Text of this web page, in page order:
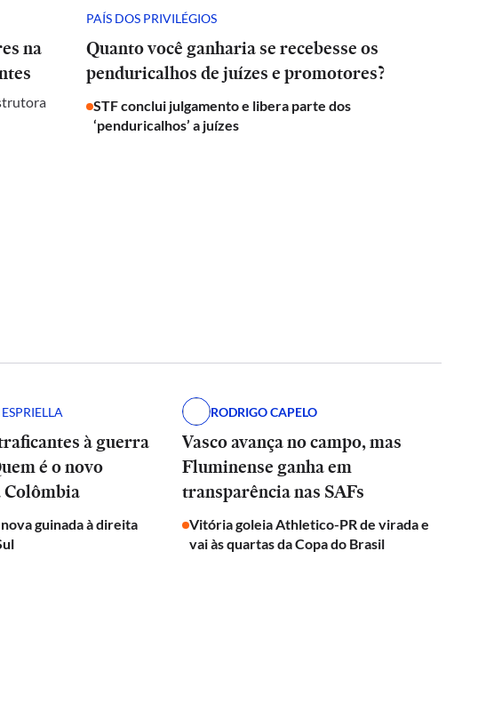
na
PAÍS DOS PRIVILÉGIOS
Quanto você ganharia se recebesse os
penduricalhos de juízes e promotores?
STF conclui julgamento e libera parte dos
‘penduricalhos’ a juízes
à guerra
é o novo
Colômbia
guinada à direita
RODRIGO CAPELO
Vasco avança no campo, mas
Fluminense ganha em
transparência nas SAFs
Vitória goleia Athletico-PR de virada e
vai às quartas da Copa do Brasil